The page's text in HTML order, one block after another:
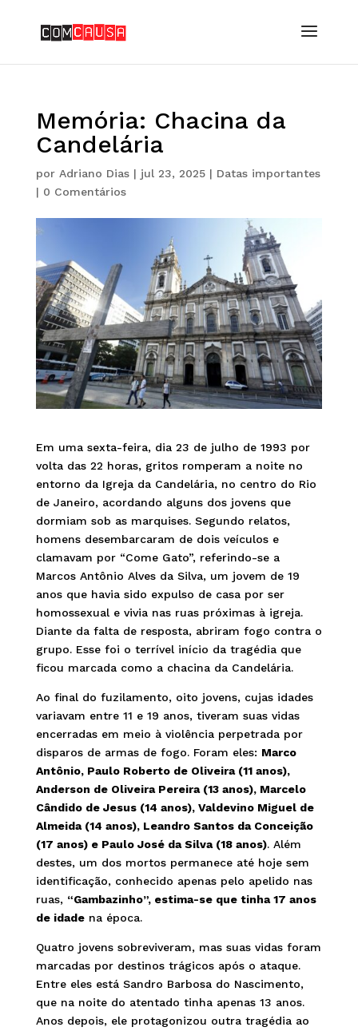
Memória: Chacina da
Candelária
por Adriano Dias| jul 23, 2025| Datas importantes
| 0 Comentários
Em uma sexta-feira, dia 23 de julho de 1993 por
volta das 22 horas, gritos romperam a noite no
entorno da Igreja da Candelária, no centro do Rio
de Janeiro, acordando alguns dos jovens que
dormiam sob as marquises. Segundo relatos,
homens desembarcaram de dois veículos e
clamavam por “Come Gato”, referindo-se a
Marcos Antônio Alves da Silva, um jovem de 19
anos que havia sido expulso de casa por ser
homossexual e vivia nas ruas próximas à igreja.
Diante da falta de resposta, abriram fogo contra o
grupo. Esse foi o terrível início da tragédia que
ficou marcada como a chacina da Candelária.
Ao final do fuzilamento, oito jovens, cujas idades
variavam entre 11 e 19 anos, tiveram suas vidas
encerradas em meio à violência perpetrada por
disparos de armas de fogo. Foram eles: Marco
Antônio, Paulo Roberto de Oliveira (11 anos),
Anderson de Oliveira Pereira (13 anos), Marcelo
Cândido de Jesus (14 anos), Valdevino Miguel de
Almeida (14 anos), Leandro Santos da Conceição
(17 anos) e Paulo José da Silva (18 anos). Além
destes, um dos mortos permanece até hoje sem
identificação, conhecido apenas pelo apelido nas
ruas, “Gambazinho”, estima-se que tinha 17 anos
de idadena época.
Quatro jovens sobreviveram, mas suas vidas foram
marcadas por destinos trágicos após o ataque.
Entre eles está Sandro Barbosa do Nascimento,
que na noite do atentado tinha apenas 13 anos.
Anos depois, ele protagonizou outra tragédia ao